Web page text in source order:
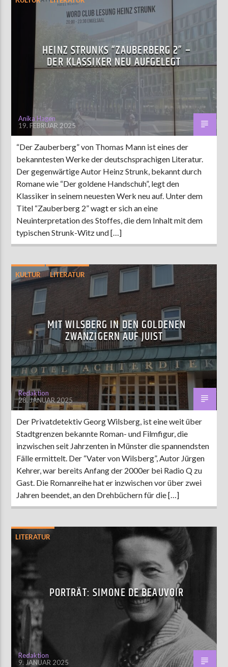
HEINZ STRUNKS “ZAUBERBERG 2” –
DER KLASSIKER NEU AUFGELEGT
Anika Hagen
19. FEBRUAR 2025
“Der Zauberberg” von Thomas Mann ist eines der
bekanntesten Werke der deutschsprachigen Literatur.
Der gegenwärtige Autor Heinz Strunk, bekannt durch
Romane wie “Der goldene Handschuh”, legt den
Klassiker in seinem neuesten Werk neu auf. Unter dem
Titel “Zauberberg 2” wagt er sich an eine
Neuinterpretation des Stoffes, die dem Inhalt mit dem
typischen Strunk-Witz und […]
KULTUR LITERATUR
MIT WILSBERG IN DEN GOLDENEN
ZWANZIGERN AUF JUIST
Redaktion
28. JANUAR 2025
Der Privatdetektiv Georg Wilsberg, ist eine weit über
Stadtgrenzen bekannte Roman- und Filmfigur, die
inzwischen seit Jahrzenten in Münster die spannendsten
Fälle ermittelt. Der “Vater von Wilsberg”, Autor Jürgen
Kehrer, war bereits Anfang der 2000er bei Radio Q zu
Gast. Die Romanreihe hat er inzwischen vor über zwei
Jahren beendet, an den Drehbüchern für die […]
LITERATUR
PORTRÄT: SIMONE DE BEAUVOIR
Redaktion
9. JANUAR 2025